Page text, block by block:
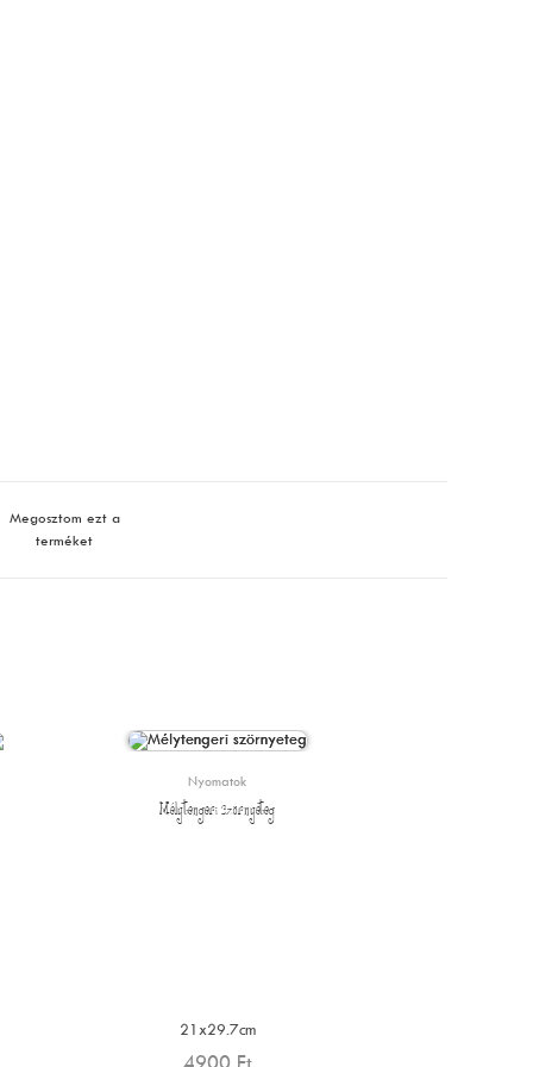
Megosztom ezt a
terméket
Nyomatok
Mélytengeri szörnyeteg
21x29.7cm